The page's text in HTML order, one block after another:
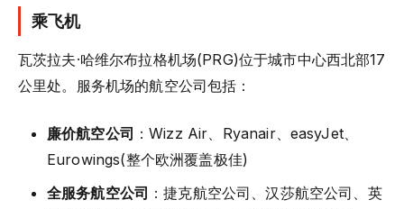
乘飞机
瓦茨拉夫·哈维尔布拉格机场(PRG)位于城市中心西北部17
公里处。服务机场的航空公司包括：
廉价航空公司 ：Wizz Air、Ryanair、easyJet、
Eurowings(整个欧洲覆盖极佳)
全服务航空公司 ：捷克航空公司、汉莎航空公司、英